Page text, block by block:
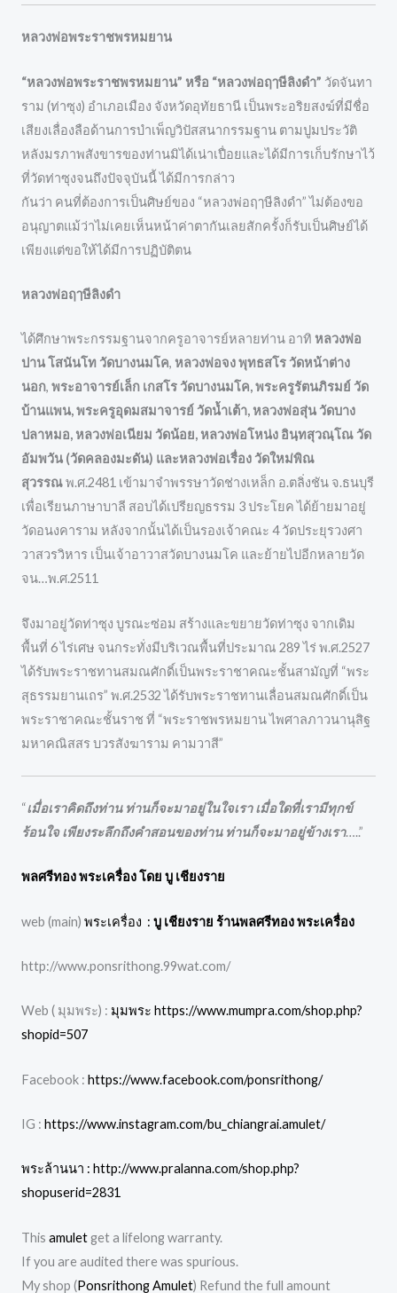
หลวงพ่อพระราชพรหมยาน
“หลวงพ่อพระราชพรหมยาน” หรือ “หลวงพ่อฤๅษีลิงดำ” วัดจันทา
ราม (ท่าซุง) อำเภอเมือง จังหวัดอุทัยธานี เป็นพระอริยสงฆ์ที่มีชื่อ
เสียงเลื่องลือด้านการบำเพ็ญวิปัสสนากรรมฐาน ตามปูมประวัติ
หลังมรภาพสังขารของท่านมิได้เน่าเปื่อยและได้มีการเก็บรักษาไว้
ที่วัดท่าซุงจนถึงปัจจุบันนี้ ได้มีการกล่าว
กันว่า คนที่ต้องการเป็นศิษย์ของ “หลวงพ่อฤๅษีลิงดำ” ไม่ต้องขอ
อนุญาตแม้ว่าไม่เคยเห็นหน้าค่าตากันเลยสักครั้งก็รับเป็นศิษย์ได้
เพียงแต่ขอให้ได้มีการปฏิบัติตน
หลวงพ่อฤๅษีลิงดำ
ได้ศึกษาพระกรรมฐานจากครูอาจารย์หลายท่าน อาทิ หลวงพ่อ
ปาน โสนันโท วัดบางนมโค, หลวงพ่อจง พุทธสโร วัดหน้าต่าง
นอก, พระอาจารย์เล็ก เกสโร วัดบางนมโค, พระครูรัตนภิรมย์ วัด
บ้านแพน, พระครูอุดมสมาจารย์ วัดน้ำเต้า, หลวงพ่อสุ่น วัดบาง
ปลาหมอ, หลวงพ่อเนียม วัดน้อย, หลวงพ่อโหน่ง อินฺทสุวณฺโณ วัด
อัมพวัน (วัดคลองมะดัน) และหลวงพ่อเรื่อง วัดใหม่พิณ
สุวรรณพ.ศ.2481 เข้ามาจำพรรษาวัดช่างเหล็ก อ.ตลิ่งชัน จ.ธนบุรี
เพื่อเรียนภาษาบาลี สอบได้เปรียญธรรม 3 ประโยค ได้ย้ายมาอยู่
วัดอนงคาราม หลังจากนั้นได้เป็นรองเจ้าคณะ 4 วัดประยุรวงศา
วาสวรวิหาร เป็นเจ้าอาวาสวัดบางนมโค และย้ายไปอีกหลายวัด
จน…พ.ศ.2511
จึงมาอยู่วัดท่าซุง บูรณะซ่อม สร้างและขยายวัดท่าซุง จากเดิม
พื้นที่ 6 ไร่เศษ จนกระทั่งมีบริเวณพื้นที่ประมาณ 289 ไร่ พ.ศ.2527
ได้รับพระราชทานสมณศักดิ์เป็นพระราชาคณะชั้นสามัญที่ “พระ
สุธรรมยานเถร” พ.ศ.2532 ได้รับพระราชทานเลื่อนสมณศักดิ์เป็น
พระราชาคณะชั้นราช ที่ “พระราชพรหมยาน ไพศาลภาวนานุสิฐ
มหาคณิสสร บวรสังฆาราม คามวาสี”
“เมื่อเราคิดถึงท่าน ท่านก็จะมาอยู่ในใจเรา เมื่อใดที่เรามีทุกข์
ร้อนใจ เพียงระลึกถึงคำสอนของท่าน ท่านก็จะมาอยู่ข้างเรา…..”
พลศรีทอง พระเครื่อง โดย บู เชียงราย
web (main) พระเครื่อง : บู เชียงราย ร้านพลศรีทอง พระเครื่อง
http://www.ponsrithong.99wat.com/
Web ( มุมพระ) : มุมพระ https://www.mumpra.com/shop.php?
shopid=507
Facebook : https://www.facebook.com/ponsrithong/
IG : https://www.instagram.com/bu_chiangrai.amulet/
พระล้านนา : http://www.pralanna.com/shop.php?
shopuserid=2831
This amuletget a lifelong warranty.
If you are audited there was spurious.
My shop (Ponsrithong Amulet) Refund the full amount